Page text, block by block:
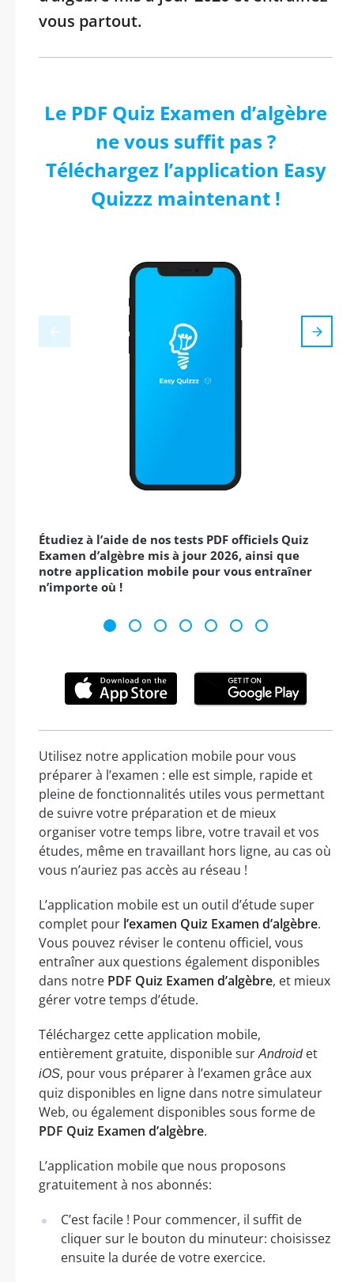
vous partout.
Le PDF Quiz Examen d’algèbre
ne vous suffit pas ?
Téléchargez l’application Easy
Quizzz maintenant !
Étudiez à l’aide de nos tests PDF officiels Quiz
Examen d’algèbre mis à jour 2026, ainsi que
notre application mobile pour vous entraîner
n’importe où !
Utilisez notre application mobile pour vous
préparer à l’examen : elle est simple, rapide et
pleine de fonctionnalités utiles vous permettant
de suivre votre préparation et de mieux
organiser votre temps libre, votre travail et vos
études, même en travaillant hors ligne, au cas où
vous n’auriez pas accès au réseau !
L’application mobile est un outil d’étude super
complet pour l’examen Quiz Examen d’algèbre.
Vous pouvez réviser le contenu officiel, vous
entraîner aux questions également disponibles
dans notre PDF Quiz Examen d’algèbre, et mieux
gérer votre temps d’étude.
Téléchargez cette application mobile,
entièrement gratuite, disponible surAndroidet
iOS, pour vous préparer à l’examen grâce aux
quiz disponibles en ligne dans notre simulateur
Web, ou également disponibles sous forme de
PDF Quiz Examen d’algèbre.
L’application mobile que nous proposons
gratuitement à nos abonnés:
C’est facile ! Pour commencer, il suffit de
cliquer sur le bouton du minuteur: choisissez
ensuite la durée de votre exercice.